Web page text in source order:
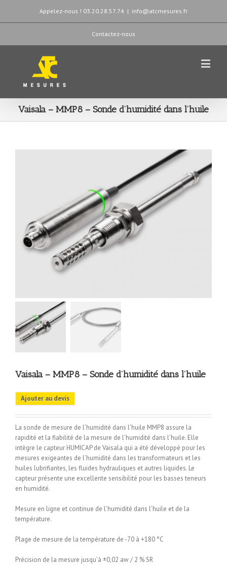
Appelez-nous ! 03.20.28.57.74 | info@atcmesures.fr
Contactez-nous
Vaisala – MMP8 – Sonde d’humidité dans l’huile
Vaisala – MMP8 – Sonde d’humidité dans l’huile
Ajouter au devis
La sonde de mesure de l’humidité dans l’huile MMP8 assure la
rapidité et la fiabilité de la mesure de l’humidité dans l’huile. Elle
intègre le capteur HUMICAP de Vaisala qui a été développé pour les
mesures exigeantes de l’humidité dans les transformateurs et les
huiles lubrifiantes, les fluides hydrauliques et autres liquides. Le
capteur présente une excellente sensibilité pour les basses teneurs
en humidité.
Mesure en ligne et continue de l’humidité dans l’huile et de la
température.
Plage de mesure de la température de -70 à +180 °C
Précision de la mesure jusqu’à ±0,02 aw / 2 % SR